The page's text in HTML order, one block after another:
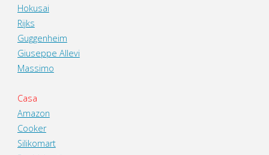
Hokusai
Rijks
Guggenheim
Giuseppe Allevi
Massimo
Casa
Amazon
Cooker
Silikomart